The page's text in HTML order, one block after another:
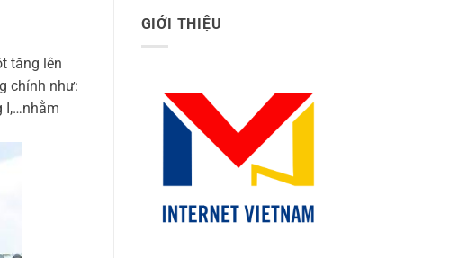
tăng lên
chính như:
I,…nhằm
GIỚI THIỆU